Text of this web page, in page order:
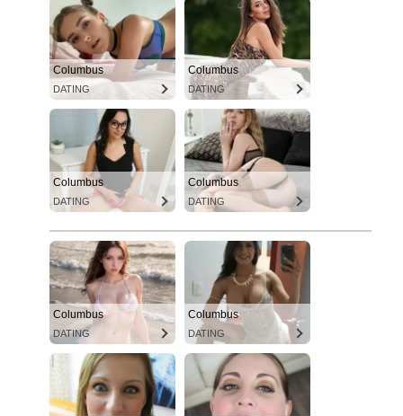
Columbus
DATING
Columbus
DATING
Columbus
DATING
Columbus
DATING
Columbus
DATING
Columbus
DATING